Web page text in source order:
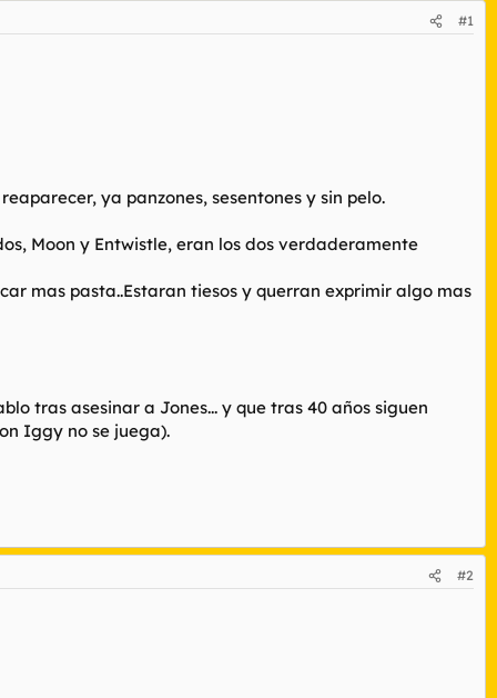
#1
ya panzones, sesentones y sin pelo.
Moon y Entwistle, eran los dos verdaderamente
mas pasta..Estaran tiesos y querran exprimir algo mas
tras asesinar a Jones... y que tras 40 años siguen
Iggy no se juega).
#2